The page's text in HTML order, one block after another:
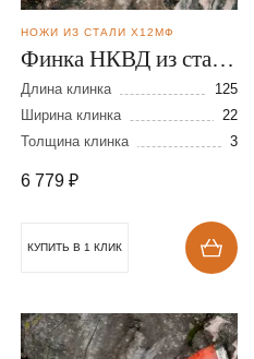
НОЖИ ИЗ СТАЛИ Х12МФ
Финка НКВД из стали
Х12МФ
Длина клинка
125
Ширина клинка
22
Толщина клинка
3
6 779 ₽
КУПИТЬ В 1 КЛИК